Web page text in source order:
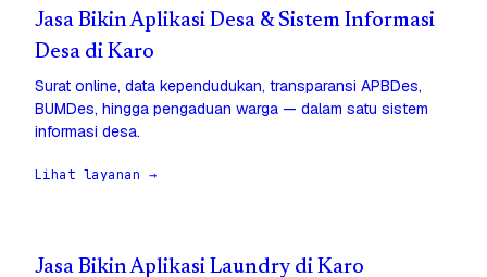
Jasa Bikin Aplikasi Desa & Sistem Informasi
Desa di Karo
Surat online, data kependudukan, transparansi APBDes,
BUMDes, hingga pengaduan warga — dalam satu sistem
informasi desa.
Lihat layanan →
Jasa Bikin Aplikasi Laundry di Karo